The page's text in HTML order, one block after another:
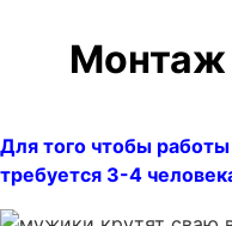
Монтаж
Для того чтобы
требуется 3-4